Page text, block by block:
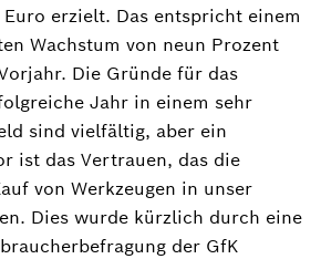
erzielt. Das entspricht einem
Wachstum von neun Prozent
Die Gründe für das
Jahr in einem sehr
sind vielfältig, aber ein
ist das Vertrauen, das die
von Werkzeugen in unser
Dies wurde kürzlich durch eine
der GfK